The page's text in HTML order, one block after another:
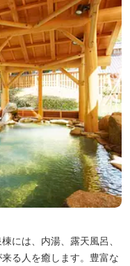
には、内湯、露天風呂、
る人を癒します。豊富な